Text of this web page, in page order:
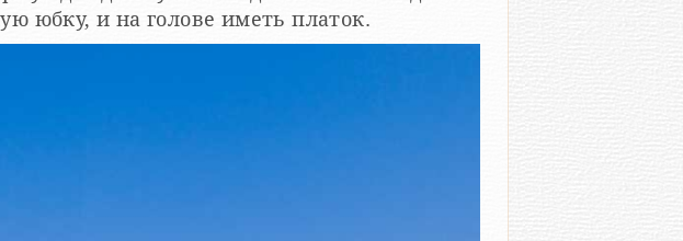
юбку, и на голове иметь платок.